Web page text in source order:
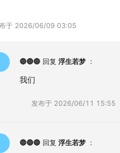
于 2026/06/09 03:05
🔵🔵🔵 回复 浮生若梦 ：
我们
发布于 2026/06/11 15:55
🔵🔵🔵 回复 浮生若梦 ：